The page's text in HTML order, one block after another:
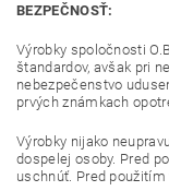
BEZPEČNOSŤ:
Výrobky spoločnosti
štandardov, avšak pri
nebezpečenstvo
prvých známkach
Výrobky nijako
dospelej osoby. Pred
uschnúť. Pred použitím